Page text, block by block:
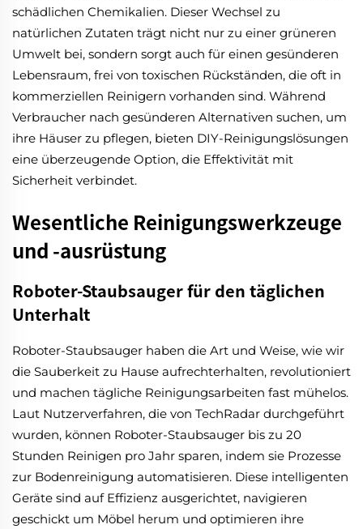
schädlichen Chemikalien. Dieser Wechsel zu
natürlichen Zutaten trägt nicht nur zu einer grüneren
Umwelt bei, sondern sorgt auch für einen gesünderen
Lebensraum, frei von toxischen Rückständen, die oft in
kommerziellen Reinigern vorhanden sind. Während
Verbraucher nach gesünderen Alternativen suchen, um
ihre Häuser zu pflegen, bieten DIY-Reinigungslösungen
eine überzeugende Option, die Effektivität mit
Sicherheit verbindet.
Wesentliche Reinigungswerkzeuge
und -ausrüstung
Roboter-Staubsauger für den täglichen
Unterhalt
Roboter-Staubsauger haben die Art und Weise, wie wir
die Sauberkeit zu Hause aufrechterhalten, revolutioniert
und machen tägliche Reinigungsarbeiten fast mühelos.
Laut Nutzerverfahren, die von TechRadar durchgeführt
wurden, können Roboter-Staubsauger bis zu 20
Stunden Reinigen pro Jahr sparen, indem sie Prozesse
zur Bodenreinigung automatisieren. Diese intelligenten
Geräte sind auf Effizienz ausgerichtet, navigieren
geschickt um Möbel herum und optimieren ihre